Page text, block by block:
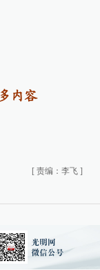
内容
[ 责编：李飞 ]